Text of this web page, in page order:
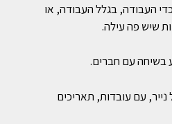
העבודה, בגלל העבודה, או
שיש פה עילה.
בשיחה עם חברים.
עם עובדות, תאריכים